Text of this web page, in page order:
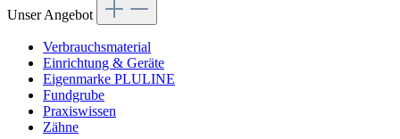
Unser Angebot
Verbrauchsmaterial
Einrichtung & Geräte
Eigenmarke PLULINE
Fundgrube
Praxiswissen
Zähne